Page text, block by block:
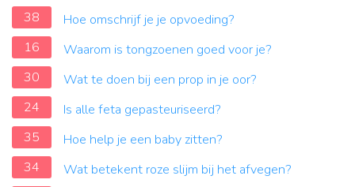
38
Hoe omschrijf je je opvoeding?
16
Waarom is tongzoenen goed voor je?
30
Wat te doen bij een prop in je oor?
24
Is alle feta gepasteuriseerd?
35
Hoe help je een baby zitten?
34
Wat betekent roze slijm bij het afvegen?